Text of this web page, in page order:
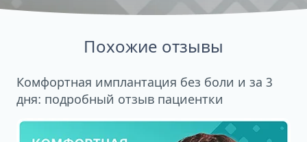
Похожие отзывы
Комфортная имплантация без боли и за 3
дня: подробный отзыв пациентки